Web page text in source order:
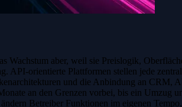
Wachstum aber, weil sie Preislogik,
API-orientierte Plattformen stellen jede
und die Anbindung an CRM,
an den Grenzen vorbei, bis ein
Betreiber Funktionen im eigenen